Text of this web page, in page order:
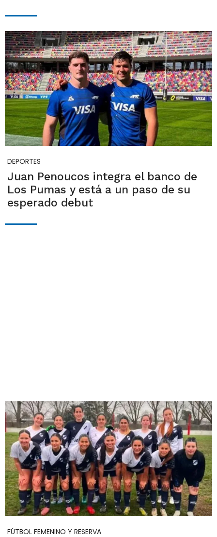
DEPORTES
Juan Penoucos integra el banco de
Los Pumas y está a un paso de su
esperado debut
FÚTBOL FEMENINO Y RESERVA